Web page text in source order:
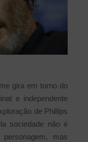
gira em torno do
e independente
de Phillips
sociedade não é
mas